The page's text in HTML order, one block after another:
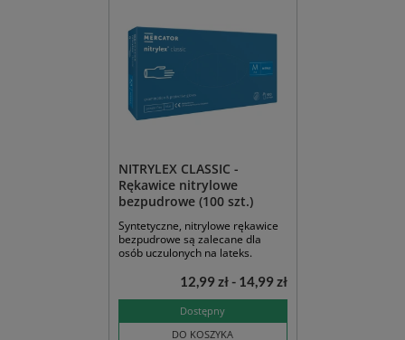
NITRYLEX CLASSIC -
Rękawice nitrylowe
bezpudrowe (100 szt.)
Syntetyczne, nitrylowe rękawice
bezpudrowe są zalecane dla
osób uczulonych na lateks.
Dostępny
DO KOSZYKA
12,99 zł - 14,99 zł